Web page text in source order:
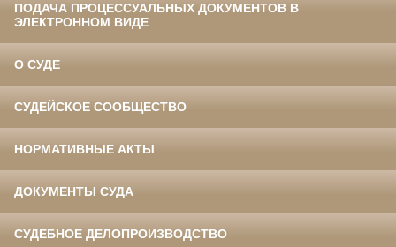
ПОДАЧА ПРОЦЕССУАЛЬНЫХ ДОКУМЕНТОВ В
ЭЛЕКТРОННОМ ВИДЕ
О СУДЕ
СУДЕЙСКОЕ СООБЩЕСТВО
НОРМАТИВНЫЕ АКТЫ
ДОКУМЕНТЫ СУДА
СУДЕБНОЕ ДЕЛОПРОИЗВОДСТВО